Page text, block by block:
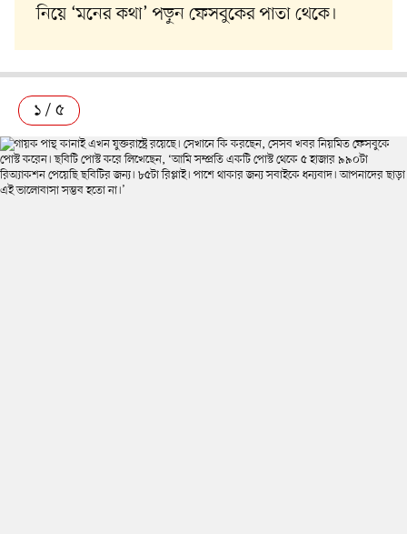
নিয়ে ‘মনের কথা’ পড়ুন ফেসবুকের পাতা থেকে।
১ / ৫